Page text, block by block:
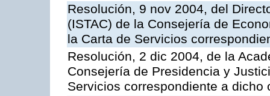
Resolución, 9 nov 2004, del
(ISTAC) de la Consejería de
la Carta de Servicios
Resolución, 2 dic 2004, de la
Consejería de Presidencia y
Servicios correspondiente a dicho